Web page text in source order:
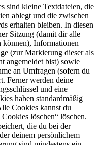
sind kleine Textdateien, die
ablegt und die zwischen
erhalten bleiben. In diesen
Sitzung (damit dir alle
können), Informationen
(zur Markierung dieser als
angemeldet bist) sowie
an Umfragen (sofern du
Ferner werden deine
und eine
haben standardmäßig
Cookies kannst du
löschen“ löschen.
die du bei der
deinem persönlichem